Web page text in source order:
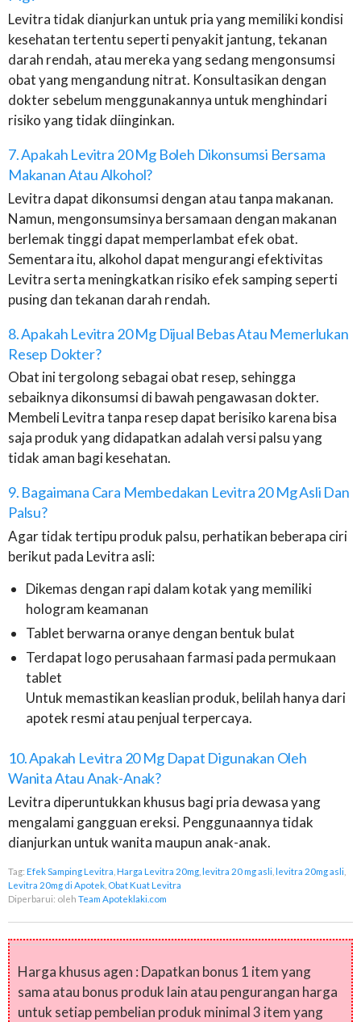
Levitra tidak dianjurkan untuk pria yang memiliki kondisi
kesehatan tertentu seperti penyakit jantung, tekanan
darah rendah, atau mereka yang sedang mengonsumsi
obat yang mengandung nitrat. Konsultasikan dengan
dokter sebelum menggunakannya untuk menghindari
risiko yang tidak diinginkan.
7. Apakah Levitra 20 Mg Boleh Dikonsumsi Bersama
Makanan Atau Alkohol?
Levitra dapat dikonsumsi dengan atau tanpa makanan.
Namun, mengonsumsinya bersamaan dengan makanan
berlemak tinggi dapat memperlambat efek obat.
Sementara itu, alkohol dapat mengurangi efektivitas
Levitra serta meningkatkan risiko efek samping seperti
pusing dan tekanan darah rendah.
8. Apakah Levitra 20 Mg Dijual Bebas Atau Memerlukan
Resep Dokter?
Obat ini tergolong sebagai obat resep, sehingga
sebaiknya dikonsumsi di bawah pengawasan dokter.
Membeli Levitra tanpa resep dapat berisiko karena bisa
saja produk yang didapatkan adalah versi palsu yang
tidak aman bagi kesehatan.
9. Bagaimana Cara Membedakan Levitra 20 Mg Asli Dan
Palsu?
Agar tidak tertipu produk palsu, perhatikan beberapa ciri
berikut pada Levitra asli:
Dikemas dengan rapi dalam kotak yang memiliki
hologram keamanan
Tablet berwarna oranye dengan bentuk bulat
Terdapat logo perusahaan farmasi pada permukaan
tablet
Untuk memastikan keaslian produk, belilah hanya dari
apotek resmi atau penjual terpercaya.
10. Apakah Levitra 20 Mg Dapat Digunakan Oleh
Wanita Atau Anak-Anak?
Levitra diperuntukkan khusus bagi pria dewasa yang
mengalami gangguan ereksi. Penggunaannya tidak
dianjurkan untuk wanita maupun anak-anak.
Tag: Efek Samping Levitra Harga Levitra 20mg levitra 20 mg asli levitra 20mg asli
Levitra 20mg di Apotek Obat Kuat Levitra
Diperbarui: oleh Team Apoteklaki.com
Harga khusus agen : Dapatkan bonus 1 item yang
sama atau bonus produk lain atau pengurangan harga
untuk setiap pembelian produk minimal 3 item yang